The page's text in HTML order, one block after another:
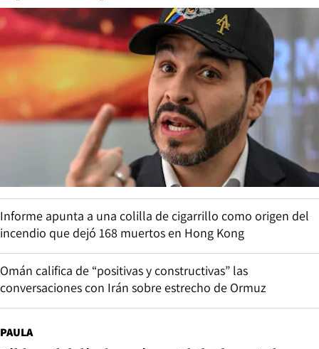
Informe apunta a una colilla de cigarrillo como origen del
incendio que dejó 168 muertos en Hong Kong
Omán califica de “positivas y constructivas” las
conversaciones con Irán sobre estrecho de Ormuz
PAULA